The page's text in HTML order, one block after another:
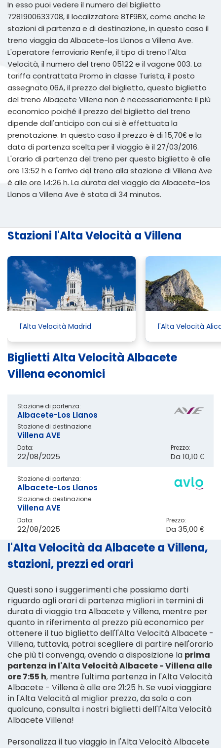
In esso puoi vedere il numero del biglietto
7281900633708, il localizzatore 8TF9BX, come anche le
stazioni di partenza e di destinazione, in questo caso il
treno viaggia da Albacete-los Llanos a Villena Ave.
L'operatore ferroviario Renfe, il tipo di treno l'Alta
Velocità, il numero del treno 05122 e il vagone 003. La
tariffa contrattata Promo in classe Turista, il posto
assegnato 06A, il prezzo del biglietto, questo biglietto
del treno Albacete Villena non è necessariamente il più
economico poiché il prezzo del biglietto del treno
dipende dall'anticipo con cui si è effettuata la
prenotazione. In questo caso il prezzo è di 15,70€ e la
data di partenza scelta per il viaggio è il 27/03/2016.
L'orario di partenza del treno per questo biglietto è alle
ore 13:52 h e l'arrivo del treno alla stazione di Villena Ave
è alle ore 14:26 h. La durata del viaggio da Albacete-los
Llanos a Villena Ave è stata di 34 minutos.
Stazioni l'Alta Velocità a Villena
l'Alta Velocità Madrid l'Alta Velocità
Biglietti Alta Velocità Albacete
Villena economici
Stazione di partenza:
Albacete-Los Llanos
Stazione di destinazione:
Villena AVE
Data:
22/08/2025
Prezzo:
Da 10,10 €
Stazione di partenza:
Albacete-Los Llanos
Stazione di destinazione:
Villena AVE
Data:
22/08/2025
Prezzo:
Da 35,00 €
l'Alta Velocità da Albacete a Villena,
stazioni, prezzi ed orari
Questi sono i suggerimenti che possiamo darti
riguardo agli orari di partenza migliori in termini di
durata di viaggio tra Albacete y Villena, mentre per
quanto in riferimento al prezzo più economico per
ottenere il tuo biglietto dell'l'Alta Velocità Albacete -
Villena, tuttavia, potrai scegliere di partire nell'orario
che più ti convenga, avendo a disposizione la prima
partenza in l'Alta Velocità Albacete - Villena alle
ore 7:55 h, mentre l'ultima partenza in l'Alta Velocità
Albacete - Villena è alle ore 21:25 h. Se vuoi viaggiare
in l'Alta Velocità al miglior prezzo, da solo o con
qualcuno, consulta i nostri biglietti dell'l'Alta Velocità
Albacete Villena!
Personalizza il tuo viaggio in l'Alta Velocità Albacete